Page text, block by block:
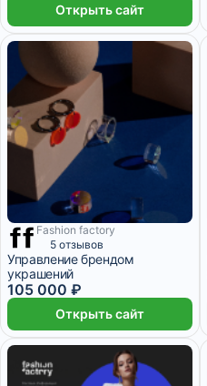
Открыть сайт
3 месяца
Fashion factory
5 отзывов
Управление брендом
украшений
105 000 ₽
Открыть сайт